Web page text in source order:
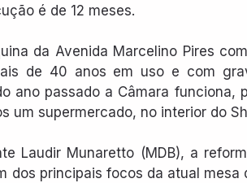
é de 12 meses.
da Avenida Marcelino Pires
de 40 anos em uso e com
ano passado a Câmara funciona,
um supermercado, no interior do
Laudir Munaretto (MDB), a
dos principais focos da atual mesa